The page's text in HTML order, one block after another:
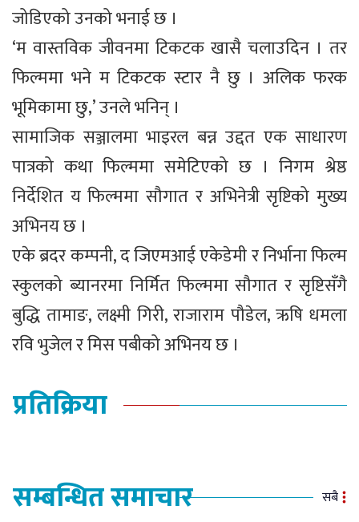
जोडिएको उनको भनाई छ ।
‘म वास्तविक जीवनमा टिकटक खासै चलाउदिन । तर
फिल्ममा भने म टिकटक स्टार नै छु । अलिक फरक
भूमिकामा छु,’ उनले भनिन् ।
सामाजिक सञ्जालमा भाइरल बन्न उद्दत एक साधारण
पात्रको कथा फिल्ममा समेटिएको छ । निगम श्रेष्ठ
निर्देशित य फिल्ममा सौगात र अभिनेत्री सृष्टिको मुख्य
अभिनय छ ।
एके ब्रदर कम्पनी, द जिएमआई एकेडेमी र निर्भाना फिल्म
स्कुलको ब्यानरमा निर्मित फिल्ममा सौगात र सृष्टिसँगै
बुद्धि तामाङ, लक्ष्मी गिरी, राजाराम पौडेल, ऋषि धमला
रवि भुजेल र मिस पबीको अभिनय छ ।
प्रतिक्रिया
सम्बन्धित समाचार सबै